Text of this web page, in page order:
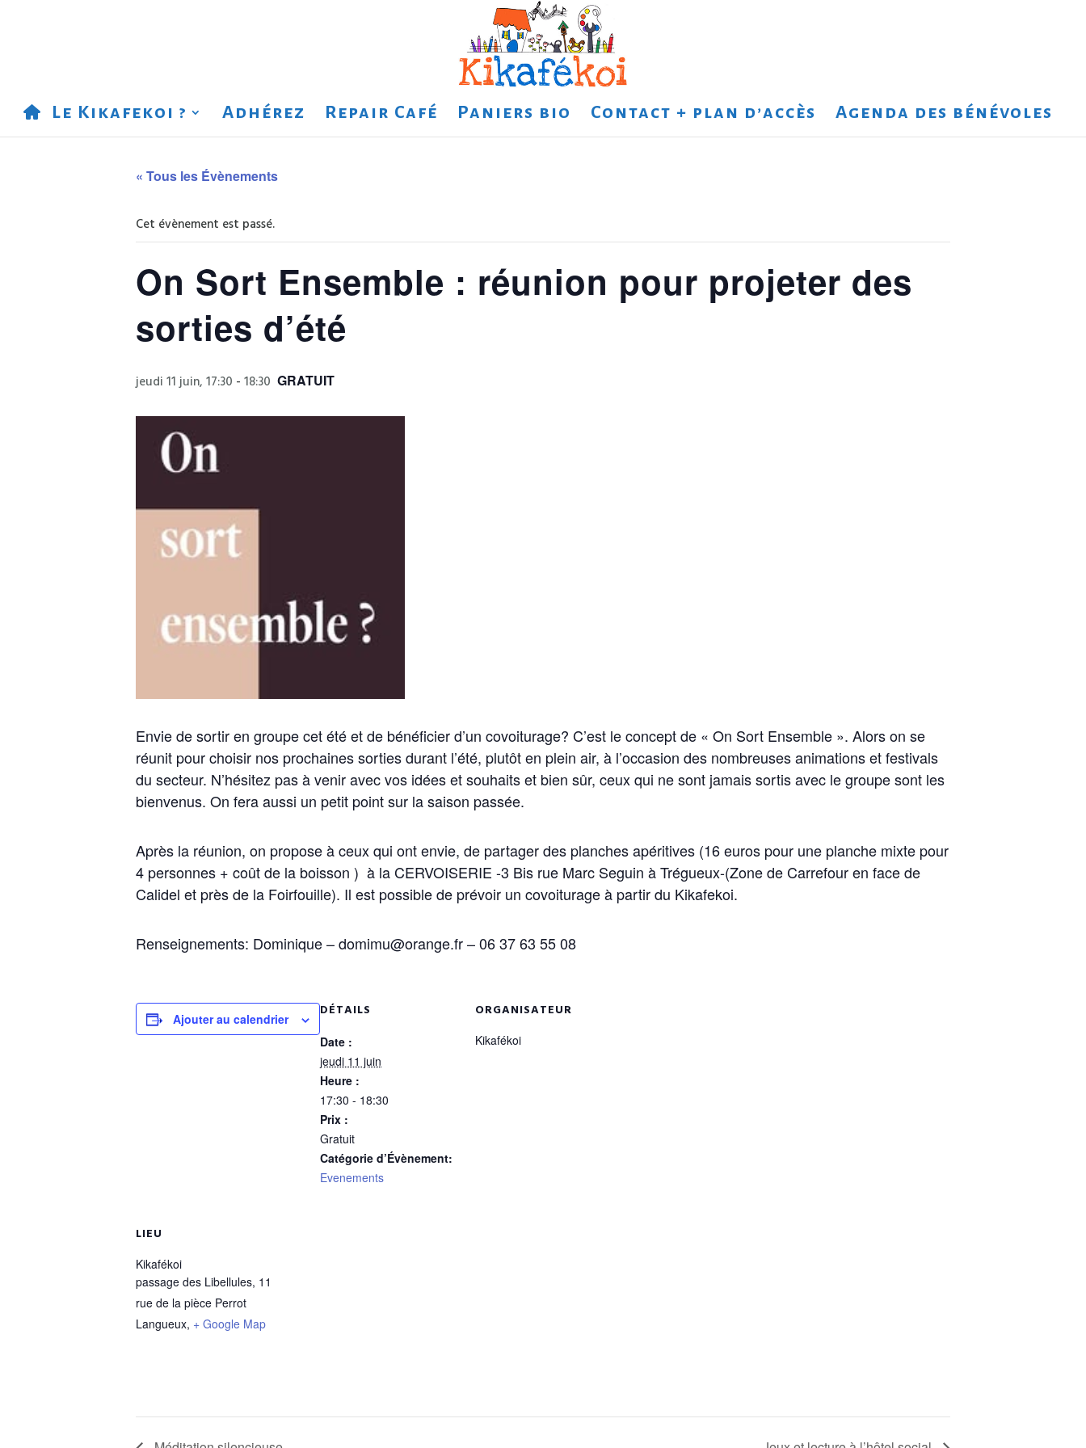
Le Kikafekoi ? Adhérez Repair Café Paniers bio Contact + plan d’accès Agenda des bénévoles
« Tous les Évènements
Cet évènement est passé.
On Sort Ensemble : réunion pour projeter des
sorties d’été
jeudi 11 juin, 17:30 - 18:30 GRATUIT
Envie de sortir en groupe cet été et de bénéficier d’un covoiturage? C’est le concept de « On Sort Ensemble ». Alors on se
réunit pour choisir nos prochaines sorties durant l’été, plutôt en plein air, à l’occasion des nombreuses animations et festivals
du secteur. N’hésitez pas à venir avec vos idées et souhaits et bien sûr, ceux qui ne sont jamais sortis avec le groupe sont les
bienvenus. On fera aussi un petit point sur la saison passée.
Après la réunion, on propose à ceux qui ont envie, de partager des planches apéritives (16 euros pour une planche mixte pour
4 personnes + coût de la boisson ) à la CERVOISERIE -3 Bis rue Marc Seguin à Trégueux-(Zone de Carrefour en face de
Calidel et près de la Foirfouille). Il est possible de prévoir un covoiturage à partir du Kikafekoi.
Renseignements: Dominique – domimu@orange.fr – 06 37 63 55 08
Ajouter au calendrier DÉTAILS
Date :
jeudi 11 juin
Heure :
17:30 - 18:30
Prix :
Gratuit
Catégorie d’Évènement:
Evenements
ORGANISATEUR
Kikafékoi
LIEU
Kikafékoi
passage des Libellules, 11
rue de la pièce Perrot
Langueux, + Google Map